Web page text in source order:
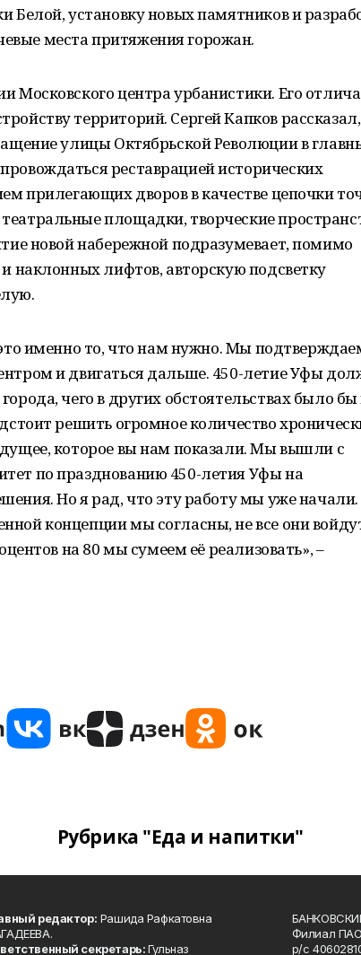
Белой, установку новых памятников и
места притяжения горожан.
Московского центра урбанистики. Его
территорий. Сергей Капков рассказал,
улицы Октябрьской Революции в
реставрацией исторических
прилегающих дворов в качестве цепочки
площадки, творческие
новой набережной подразумевает, помимо
наклонных лифтов, авторскую подсветку
именно то, что нам нужно. Мы
и двигаться дальше. 450-летие Уфы
чего в других обстоятельствах было бы
решить огромное количество
которое вы нам показали. Мы вышли с
по празднованию 450-летия Уфы на
Но я рад, что эту работу мы уже
концепции мы согласны, не все они
на 80 мы сумеем её реализовать», –
Рубрика "Еда и напитки"
редактор: Рашида Рафкатовна
секретарь:Гульназ
Филиал
р/с